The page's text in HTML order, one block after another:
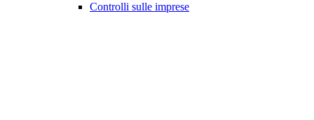
Controlli sulle imprese